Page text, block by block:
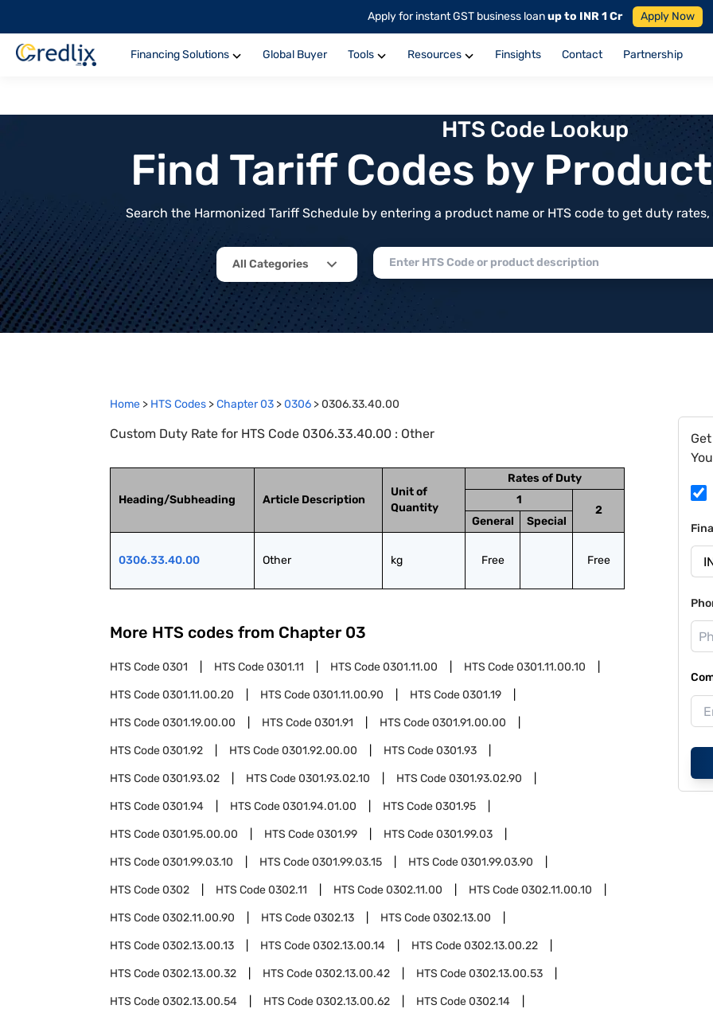
Apply for instant GST business loanup to INR 1 Cr Apply Now
Financing Solutions Global Buyer Tools Resources Finsights Contact Partnership
HTS Code Lookup
Find Tariff Codes by
Search the Harmonized Tariff Schedule by entering a product name or HTS code to get duty
All Categories
Home > HTS Codes >Chapter03 >0306 >0306.33.40.00
Custom Duty Rate for HTS Code 0306.33.40.00 : Other
Heading/Subheading Article Description
Unit of
Quantity
Rates of Duty
1
2
General
Special
0306.33.40.00 Other kg Free Free
More HTS codes from Chapter 03
HTS Code0301 HTS Code0301.11 HTS Code0301.11.00 HTS Code0301.11.00.10
HTS Code0301.11.00.20 HTS Code0301.11.00.90 HTS Code0301.19
HTS Code0301.19.00.00 HTS Code0301.91 HTS Code0301.91.00.00
HTS Code0301.92 HTS Code0301.92.00.00 HTS Code0301.93
HTS Code0301.93.02 HTS Code0301.93.02.10 HTS Code0301.93.02.90
HTS Code0301.94 HTS Code0301.94.01.00 HTS Code0301.95
HTS Code0301.95.00.00 HTS Code0301.99 HTS Code0301.99.03
HTS Code0301.99.03.10 HTS Code0301.99.03.15 HTS Code0301.99.03.90
HTS Code0302 HTS Code0302.11 HTS Code0302.11.00 HTS Code0302.11.00.10
HTS Code0302.11.00.90 HTS Code0302.13 HTS Code0302.13.00
HTS Code0302.13.00.13 HTS Code0302.13.00.14 HTS Code0302.13.00.22
HTS Code0302.13.00.32 HTS Code0302.13.00.42 HTS Code0302.13.00.53
HTS Code0302.13.00.54 HTS Code0302.13.00.62 HTS Code0302.14